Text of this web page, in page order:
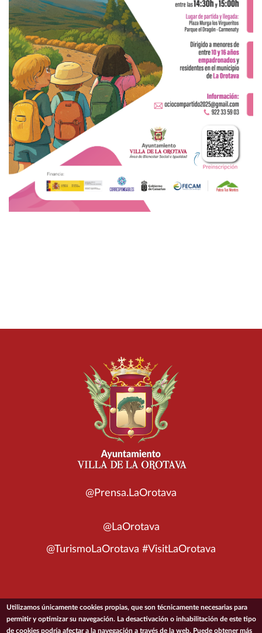
@Prensa.LaOrotava
@LaOrotava
@TurismoLaOrotava #VisitLaOrotava
© 2026 Ayuntamiento de la Villa de La Orotava
Utilizamos únicamente cookies propias, que son técnicamente necesarias para
permitir y optimizar su navegación. La desactivación o inhabilitación de este tipo
de cookies podría afectar a la navegación a través de la web. Puede obtener más